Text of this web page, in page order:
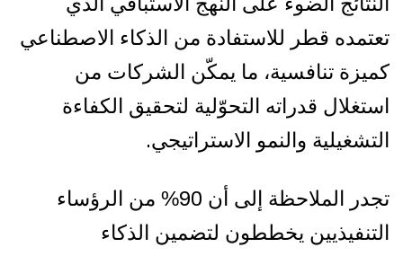
تعتمده قطر للاستفادة من الذكاء الاصطناعي
كميزة تنافسية، ما يمكّن الشركات من
استغلال قدراته التحوّلية لتحقيق الكفاءة
التشغيلية والنمو الاستراتيجي.
تجدر الملاحظة إلى أن 90% من الرؤساء
التنفيذيين يخططون لتضمين الذكاء